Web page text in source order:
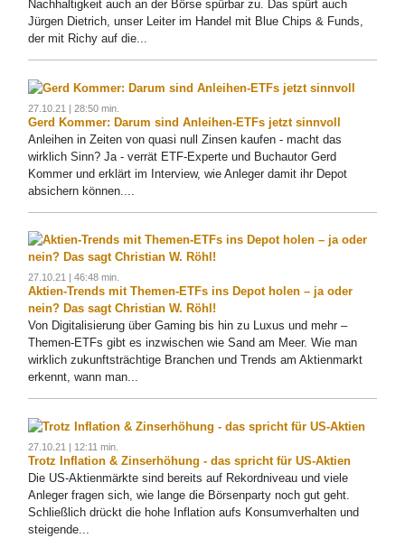
Nachhaltigkeit auch an der Börse spürbar zu. Das spürt auch
Jürgen Dietrich, unser Leiter im Handel mit Blue Chips & Funds,
der mit Richy auf die...
27.10.21 | 28:50 min.
Gerd Kommer: Darum sind Anleihen-ETFs jetzt sinnvoll
Anleihen in Zeiten von quasi null Zinsen kaufen - macht das
wirklich Sinn? Ja - verrät ETF-Experte und Buchautor Gerd
Kommer und erklärt im Interview, wie Anleger damit ihr Depot
absichern können....
27.10.21 | 46:48 min.
Aktien-Trends mit Themen-ETFs ins Depot holen – ja oder
nein? Das sagt Christian W. Röhl!
Von Digitalisierung über Gaming bis hin zu Luxus und mehr –
Themen-ETFs gibt es inzwischen wie Sand am Meer. Wie man
wirklich zukunftsträchtige Branchen und Trends am Aktienmarkt
erkennt, wann man...
27.10.21 | 12:11 min.
Trotz Inflation & Zinserhöhung - das spricht für US-Aktien
Die US-Aktienmärkte sind bereits auf Rekordniveau und viele
Anleger fragen sich, wie lange die Börsenparty noch gut geht.
Schließlich drückt die hohe Inflation aufs Konsumverhalten und
steigende...